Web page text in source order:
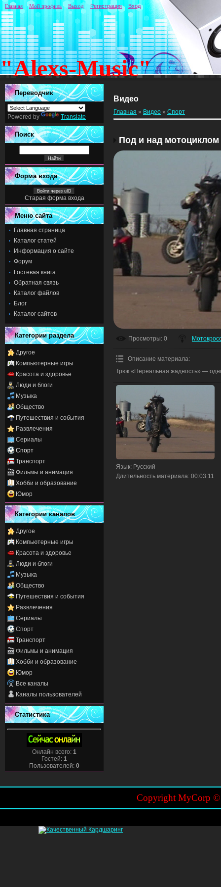
"Alexs-Music"
Главная Мой профиль Выход Регистрация Вход
Переводчик
Powered by Translate
Поиск
Форма входа
Войти через uID
Старая форма входа
Меню сайта
Главная страница
Каталог статей
Информация о сайте
Форум
Гостевая книга
Обратная связь
Каталог файлов
Блог
Каталог сайтов
Категории раздела
Другое
Компьютерные игры
Красота и здоровье
Люди и блоги
Музыка
Общество
Путешествия и события
Развлечения
Сериалы
Спорт
Транспорт
Фильмы и анимация
Хобби и образование
Юмор
Категории каналов
Другое
Компьютерные игры
Красота и здоровье
Люди и блоги
Музыка
Общество
Путешествия и события
Развлечения
Сериалы
Спорт
Транспорт
Фильмы и анимация
Хобби и образование
Юмор
Все каналы
Каналы пользователей
Статистика
Онлайн всего: 1
Гостей: 1
Пользователей: 0
Видео
Главная » Видео » Спорт
Под и над мотоциклом
Просмотры: 0
Описание материала:
Трюк «Нереальная жадность» —
Язык: Русский
Длительность материала: 00:03:11
Copyright MyCorp